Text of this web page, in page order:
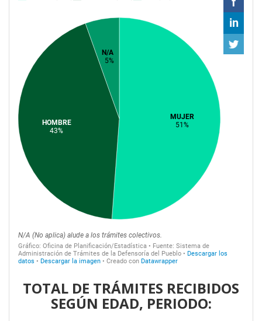
TOTAL DE TRÁMITES RECIBIDOS
SEGÚN EDAD, PERIODO: